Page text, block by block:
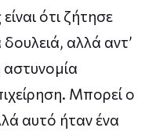
ότι ζήτησε
αλλά αντ’
Μπορεί ο
αυτό ήταν ένα